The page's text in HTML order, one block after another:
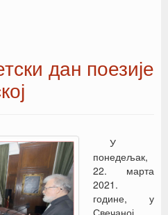
дан поезије
У
понедељак,
22. марта
2021.
године, у
Свечаној